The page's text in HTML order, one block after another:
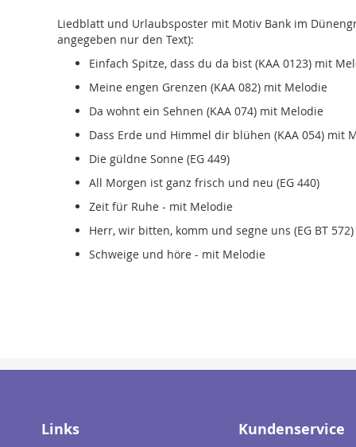
springen
Liedblatt und Urlaubsposter mit Motiv Bank im
angegeben nur den Text):
Einfach Spitze, dass du da bist (KAA 0123) mit
Meine engen Grenzen (KAA 082) mit Melodie
Da wohnt ein Sehnen (KAA 074) mit Melodie
Dass Erde und Himmel dir blühen (KAA 054) mit
Die güldne Sonne (EG 449)
All Morgen ist ganz frisch und neu (EG 440)
Zeit für Ruhe - mit Melodie
Herr, wir bitten, komm und segne uns (EG BT 572)
Schweige und höre - mit Melodie
Links Kundenservice